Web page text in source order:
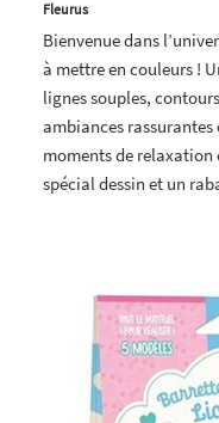
Fleurus
Bienvenue dans
à mettre en couleurs !
lignes souples,
ambiances
moments de relaxation
spécial dessin et un